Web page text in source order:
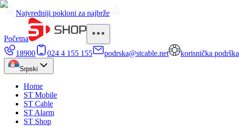
Najvredniji pokloni za najbrže
Početna
18900
024 4 155 155 podrska@stcable.net korisnička podrška
Srpski
Home
ST Mobile
ST Cable
ST Alarm
ST Shop